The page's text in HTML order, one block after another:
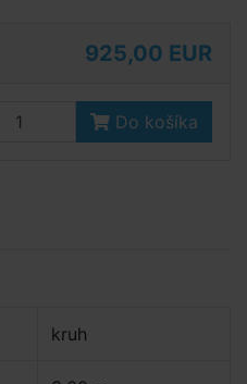
925,00 EUR
Do košíka
kruh